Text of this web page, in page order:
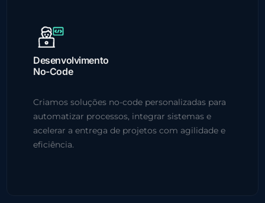
Desenvolvimento
No-Code
Criamos soluções no-code personalizadas para
automatizar processos, integrar sistemas e
acelerar a entrega de projetos com agilidade e
eficiência.